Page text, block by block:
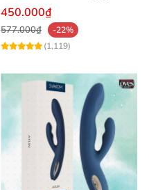
kích thước chuẩn
450.000₫
577.000₫
-22%
(1,119)